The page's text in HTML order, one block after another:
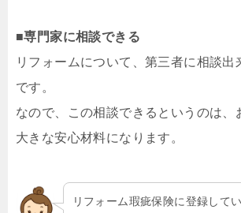
■専門家に相談できる
リフォームについて、第三者に相談出
です。
なので、この相談できるというのは、
大きな安心材料になります。
リフォーム瑕疵保険に登録して